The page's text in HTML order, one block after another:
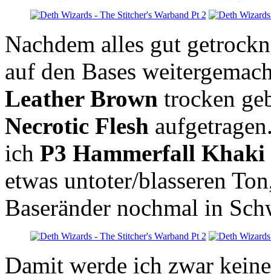
Nachdem alles gut
auf den Bases
Leather Brown trocken
Necrotic Flesh
ich P3 Hammerfall Khaki
etwas untoter/blasseren
Baseränder nochmal in
Damit werde ich zwar